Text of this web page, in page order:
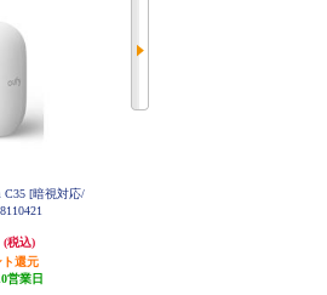
C35 [暗視対応/
(税込)
ト還元
営業日